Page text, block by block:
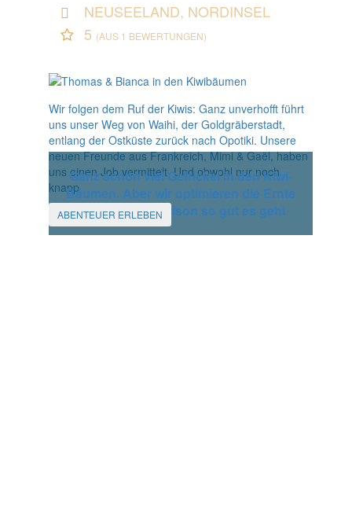
NEUSEELAND, NORDINSEL
5 (AUS 1 BEWERTUNGEN)
Ganz schön viel Gefrickel in den Kiwi-
Bäumen. Aber wir optimieren die Ernte
der nächsten Saison so gut es geht
Wir folgen dem Ruf der Kiwis: Ganz unverhofft führt
uns unser Weg von Waihi, der Goldgräberstadt,
entlang der Ostküste zurück nach Opotiki. Unsere
neuen Freunde aus Frankreich, Mimi & Gaël, haben
uns einen Job vermittelt. Und obwohl nur noch
knapp
ABENTEUER ERLEBEN